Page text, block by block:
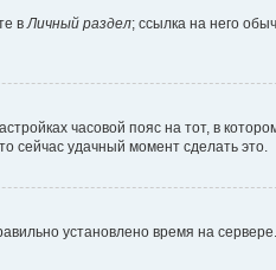
в Личный раздел; ссылка на него
часовой пояс на тот, в
сейчас удачный момент сделать это.
установлено время на